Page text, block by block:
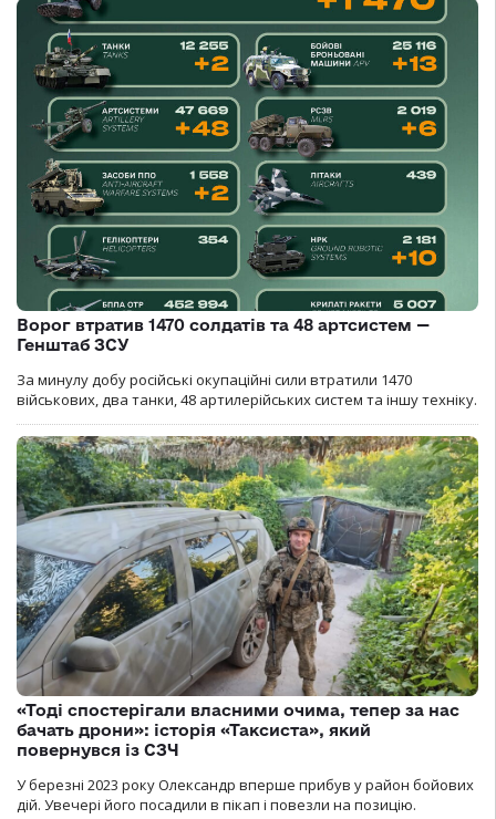
Ворог втратив 1470 солдатів та 48 артсистем —
Генштаб ЗСУ
За минулу добу російські окупаційні сили втратили 1470
військових, два танки, 48 артилерійських систем та іншу техніку.
«Тоді спостерігали власними очима, тепер за нас
бачать дрони»: історія «Таксиста», який
повернувся із СЗЧ
У березні 2023 року Олександр вперше прибув у район бойових
дій. Увечері його посадили в пікап і повезли на позицію.